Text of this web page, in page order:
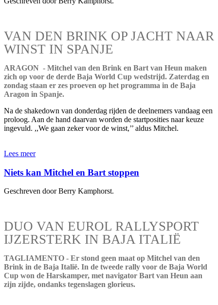
VAN DEN BRINK OP JACHT NAAR
WINST IN SPANJE
ARAGON - Mitchel van den Brink en Bart van Heun maken
zich op voor de derde Baja World Cup wedstrijd. Zaterdag en
zondag staan er zes proeven op het programma in de Baja
Aragon in Spanje.
Na de shakedown van donderdag rijden de deelnemers vandaag een
proloog. Aan de hand daarvan worden de startposities naar keuze
ingevuld. ,,We gaan zeker voor de winst,’’ aldus Mitchel.
Lees meer
Niets kan Mitchel en Bart stoppen
Geschreven door Berry Kamphorst.
DUO VAN EUROL RALLYSPORT
IJZERSTERK IN BAJA ITALIË
TAGLIAMENTO - Er stond geen maat op Mitchel van den
Brink in de Baja Italië. In de tweede rally voor de Baja World
Cup won de Harskamper, met navigator Bart van Heun aan
zijn zijde, ondanks tegenslagen glorieus.